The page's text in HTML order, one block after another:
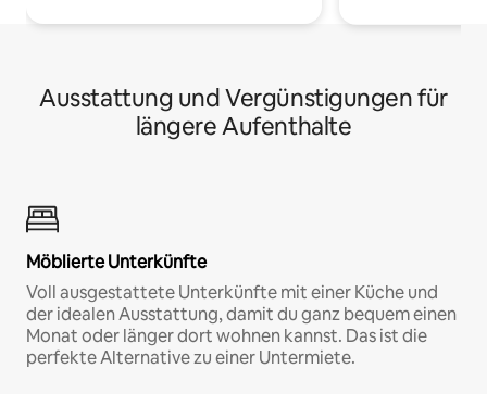
Ausstattung und Vergünstigungen für
längere Aufenthalte
Möblierte Unterkünfte
Voll ausgestattete Unterkünfte mit einer Küche und
der idealen Ausstattung, damit du ganz bequem einen
Monat oder länger dort wohnen kannst. Das ist die
perfekte Alternative zu einer Untermiete.